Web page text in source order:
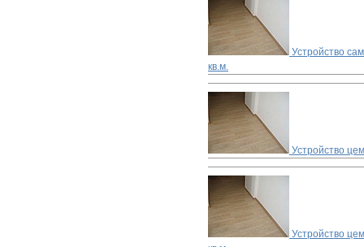
Устройство
кв.м.
Устройство
Устройство